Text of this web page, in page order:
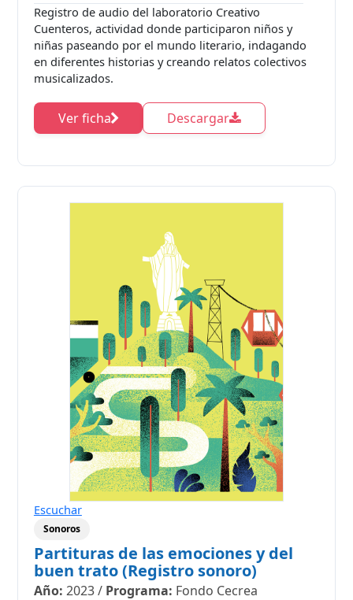
Registro de audio del laboratorio Creativo
Cuenteros, actividad donde participaron niños y
niñas paseando por el mundo literario, indagando
en diferentes historias y creando relatos colectivos
musicalizados.
Ver ficha Descargar
Escuchar
Sonoros
Partituras de las emociones y del
buen trato (Registro sonoro)
Año: 2023/ Programa: Fondo Cecrea